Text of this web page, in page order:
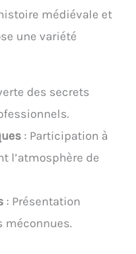
médiévale et
une variété
des secrets
: Participation à
l’atmosphère de
: Présentation
méconnues.